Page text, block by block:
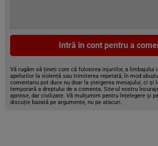
Intră în cont pentru a
Vă rugăm să țineți cont că folosirea injuriilor, a limbajului
apelurilor la violență sau trimiterea repetată, în mod
comentariu pot duce nu doar la ștergerea mesajului, ci și
temporară a dreptului de a comenta. Site-ul nostru
aprinse, dar civilizate. Vă mulțumim pentru înțelegere și
discuție bazată pe argumente, nu pe atacuri.